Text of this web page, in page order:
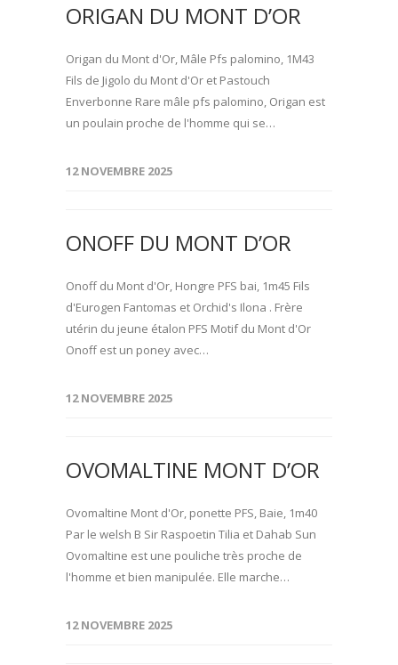
ORIGAN DU MONT D’OR
Origan du Mont d'Or, Mâle Pfs palomino, 1M43
Fils de Jigolo du Mont d'Or et Pastouch
Enverbonne Rare mâle pfs palomino, Origan est
un poulain proche de l'homme qui se…
12 NOVEMBRE 2025
ONOFF DU MONT D’OR
Onoff du Mont d'Or, Hongre PFS bai, 1m45 Fils
d'Eurogen Fantomas et Orchid's Ilona . Frère
utérin du jeune étalon PFS Motif du Mont d'Or
Onoff est un poney avec…
12 NOVEMBRE 2025
OVOMALTINE MONT D’OR
Ovomaltine Mont d'Or, ponette PFS, Baie, 1m40
Par le welsh B Sir Raspoetin Tilia et Dahab Sun
Ovomaltine est une pouliche très proche de
l'homme et bien manipulée. Elle marche…
12 NOVEMBRE 2025